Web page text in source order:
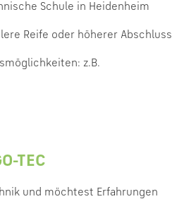
Schule in Heidenheim
Reife oder höherer Abschluss
z.B.
TEC
und möchtest Erfahrungen